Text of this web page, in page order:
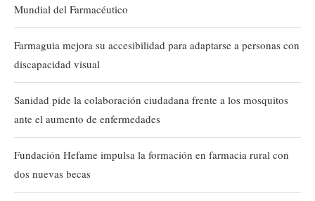
Mundial del Farmacéutico
Farmaguia mejora su accesibilidad para adaptarse a personas con
discapacidad visual
Sanidad pide la colaboración ciudadana frente a los mosquitos
ante el aumento de enfermedades
Fundación Hefame impulsa la formación en farmacia rural con
dos nuevas becas